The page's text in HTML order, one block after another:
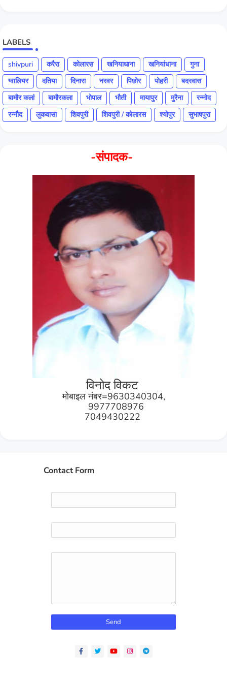
LABELS
shivpuri करैरा कोलारस खनियाधाना खनियांधाना
गुना
ग्वालियर
दतिया दिनारा नरवर पिछोर पोहरी
बदरवास
बामौर कलां
बामौरकला भोपाल भौती मायापुर मुरैना
रन्नोद
रन्नौद
लुकवासा शिवपुरी शिवपुरी / कोलारस श्योपुर सुभाषपुरा
-संपादक-
विनोद विकट
मोबाइल नंबर=9630340304,
9977708976
7049430222
Contact Form